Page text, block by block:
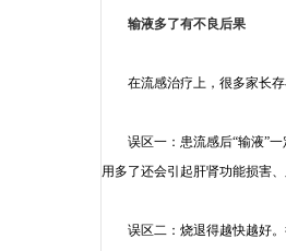
输液多了有不良后果
在流感治疗上，很多家长
误区一：患流感后“输液”
用多了还会引起肝肾功能损害
误区二：烧退得越快越好。